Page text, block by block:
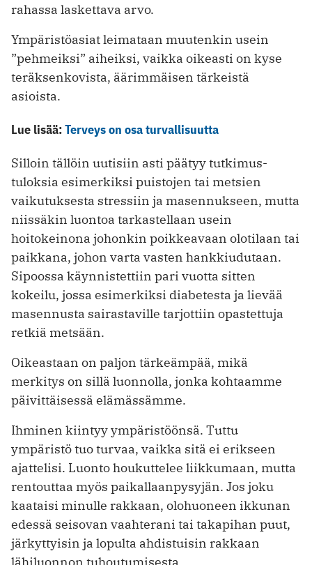
rahassa laskettava arvo.
Ympäristöasiat leimataan muutenkin usein
”pehmeiksi” aiheiksi, vaikka oikeasti on kyse
teräksenkovista, äärimmäisen tärkeistä
asioista.
Lue lisää:Terveys on osa turvallisuutta
Silloin tällöin uutisiin asti päätyy tutkimus­
tuloksia esimerkiksi puistojen tai metsien
vaikutuksesta stressiin ja masennukseen, mutta
niissäkin luontoa tarkastellaan usein
hoitokeinona johonkin poikkeavaan olotilaan tai
paikkana, johon varta vasten hankkiudutaan.
Sipoossa käynnistettiin pari vuotta sitten
kokeilu, jossa esimerkiksi diabetesta ja lievää
masennusta sairastaville tarjottiin opastettuja
retkiä metsään.
Oikeastaan on paljon tärkeämpää, mikä
merkitys on sillä luonnolla, jonka kohtaamme
päivittäisessä elämässämme.
Ihminen kiintyy ympäristöönsä. Tuttu
ympäristö tuo turvaa, vaikka sitä ei erikseen
ajattelisi. Luonto houkuttelee liikkumaan, mutta
rentouttaa myös paikallaanpysyjän. Jos joku
kaataisi minulle rakkaan, olohuoneen ikkunan
edessä seisovan vaahterani tai takapihan puut,
järkyttyisin ja lopulta ahdistuisin rakkaan